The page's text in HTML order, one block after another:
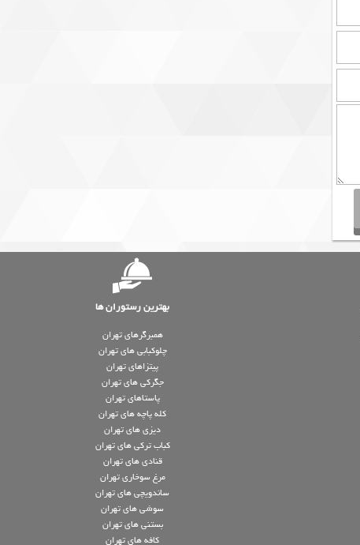
بهترین رستوران ها
همبرگرهای تهران
چلوکبابی های تهران
پیتزاهای تهران
جگرکی های تهران
پاستاهای تهران
کله پاچه های تهران
دیزی های تهران
کباب ترکی های تهران
قنادی های تهران
مرغ سوخاری تهران
ساندویچی های تهران
سوشی های تهران
بستنی های تهران
کافه های تهران